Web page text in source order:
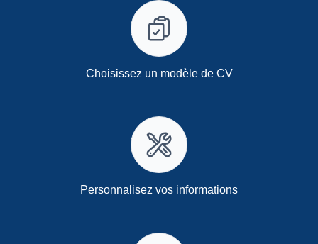
Choisissez un modèle de CV
Personnalisez vos informations